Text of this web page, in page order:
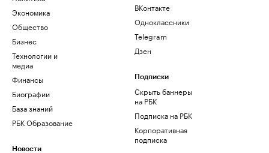
Экономика
Общество
Бизнес
Технологии и
медиа
Финансы
Биографии
База знаний
РБК Образование
Новости
ВКонтакте
Одноклассники
Telegram
Дзен
Подписки
Скрыть баннеры
на РБК
Подписка на РБК
Корпоративная
подписка